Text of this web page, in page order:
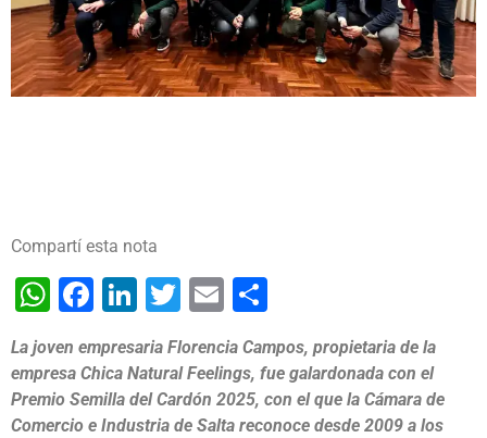
Compartí esta nota
WhatsApp
Facebook
LinkedIn
TwitterEmail
La joven empresaria Florencia Campos, propietaria de la
empresa Chica Natural Feelings, fue galardonada con el
Premio Semilla del Cardón 2025, con el que la Cámara de
Comercio e Industria de Salta reconoce desde 2009 a los